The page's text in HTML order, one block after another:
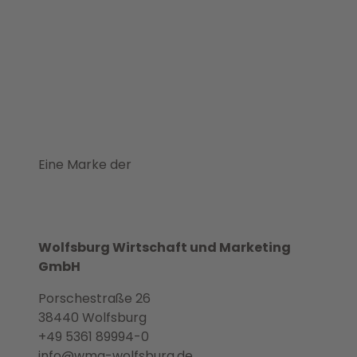
Eine Marke der
Wolfsburg Wirtschaft und Marketing
GmbH
Porschestraße 26
38440 Wolfsburg
+49 5361 89994-0